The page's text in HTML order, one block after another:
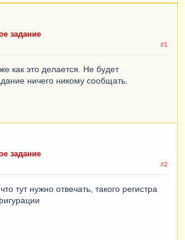
= ("Нету ближайших поставок"
Каждого Стр Из ТЗ Цикл
            " – "
+ Стр.Количество + " " +
ДатаПоставки
;
задание
#1
как это делается. Не будет
ничего никому сообщать.
задание
#2
тут нужно отвечать, такого регистра